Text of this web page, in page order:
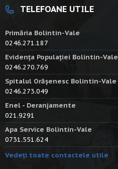
TELEFOANE UTILE
Primăria Bolintin-Vale
0246.271.187
Evidența Populației Bolintin-Vale
0246.270.769
Spitalul Orășenesc Bolintin-Vale
0246.273.049
Enel - Deranjamente
021.9291
Apa Service Bolintin-Vale
0731.551.624
Vedeți toate contactele utile